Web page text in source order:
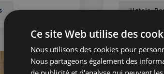
2025 dans le
Hotels,
Ce site Web utilise des
Nous utilisons des cookies pour
Nous partageons également des